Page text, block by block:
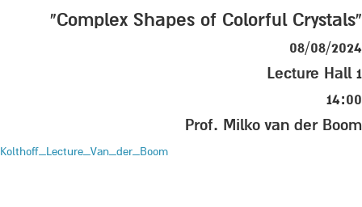
“Complex Shapes of Colorful Crystals”
08/08/2024
Lecture Hall 1
14:00
Prof. Milko van der Boom
Kolthoff_Lecture_Van_der_Boom